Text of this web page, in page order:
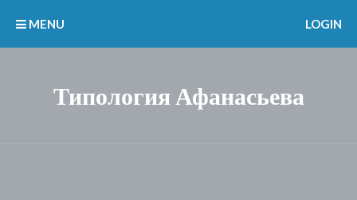
Типология Афанасьева
MENU LOGIN